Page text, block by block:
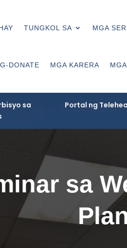
TUNGKOL SA MGA
DONATE MGA KARERA
sa
Portal ng
sa